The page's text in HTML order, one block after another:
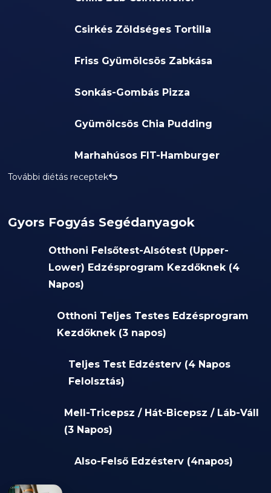
Csirkés Zöldséges Tortilla
Friss Gyümölcsös Zabkása
Sonkás-Gombás Pizza
Gyümölcsös Chia Pudding
Marhahúsos FIT-Hamburger
További diétás receptek
Gyors Fogyás Segédanyagok
Otthoni Felsőtest-Alsótest (Upper-
Lower) Edzésprogram Kezdőknek (4
Napos)
Otthoni Teljes Testes Edzésprogram
Kezdőknek (3 napos)
Teljes Test Edzésterv (4 Napos
Felolsztás)
Mell-Tricepsz / Hát-Bicepsz / Láb-Váll
(3 Napos)
Also-Felső Edzésterv (4napos)